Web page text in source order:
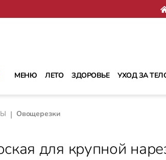
МЕНЮ ЛЕТО ЗДОРОВЬЕ УХОД ЗА
| Овощерезки
для крупной